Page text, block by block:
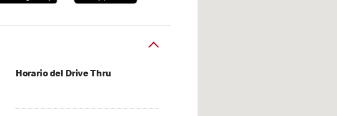
Horario del Drive Thru